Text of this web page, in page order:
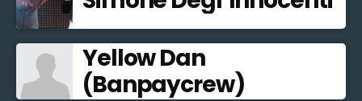
Yellow Dan
(Banpaycrew)